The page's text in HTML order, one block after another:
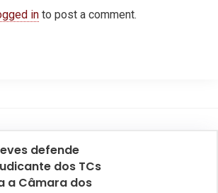
in to post a comment.
defende
dos TCs
a Câmara dos